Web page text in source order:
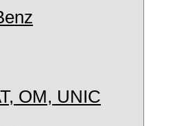
OM, UNIC